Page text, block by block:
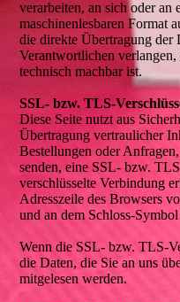
verarbeiten, an sich oder
maschinenlesbaren Format
die direkte Übertragung der
Verantwortlichen
technisch machbar ist.
SSL- bzw. TLS-
Diese Seite nutzt aus
Übertragung vertraulicher
Bestellungen oder
senden, eine SSL- bzw.
verschlüsselte Verbindung
Adresszeile des Browsers
und an dem Schloss-
Wenn die SSL- bzw. TLS-
die Daten, die Sie an uns
mitgelesen werden.